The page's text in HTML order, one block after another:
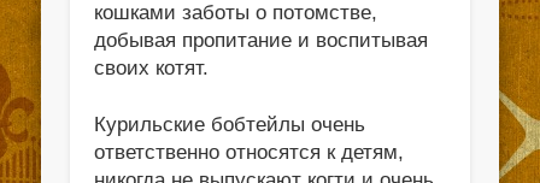
кошками заботы о потомстве,
добывая пропитание и воспитывая
своих котят.
Курильские бобтейлы очень
ответственно относятся к детям,